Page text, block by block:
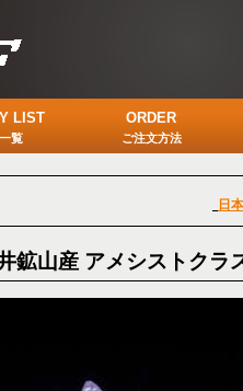
日
鉱山産 アメシストクラ
LIST
覧
ORDER
ご注文方法